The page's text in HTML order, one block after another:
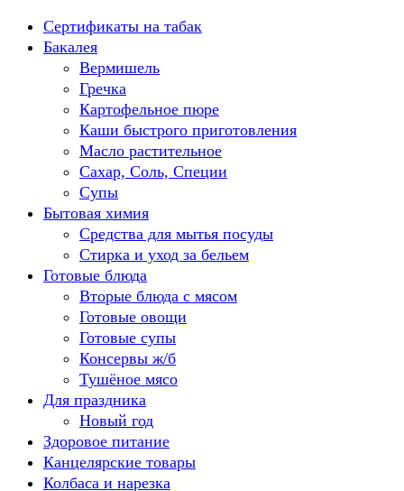
Перейти
содержанию
Сертификаты на табак
Бакалея
Вермишель
Гречка
Картофельное пюре
Каши быстрого приготовления
Масло растительное
Сахар, Соль, Специи
Супы
Бытовая химия
Средства для мытья посуды
Стирка и уход за бельем
Готовые блюда
Вторые блюда с мясом
Готовые овощи
Готовые супы
Консервы ж/б
Тушёное мясо
Для праздника
Новый год
Здоровое питание
Канцелярские товары
Колбаса и нарезка